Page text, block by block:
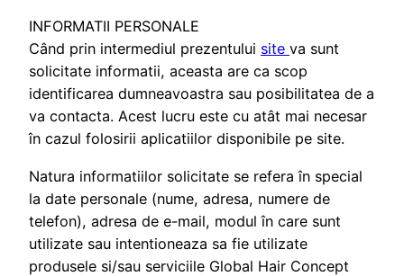
INFORMATII PERSONALE
Când prin intermediul prezentului site va sunt
solicitate informatii, aceasta are ca scop
identificarea dumneavoastra sau posibilitatea de a
va contacta. Acest lucru este cu atât mai necesar
în cazul folosirii aplicatiilor disponibile pe site.
Natura informatiilor solicitate se refera în special
la date personale (nume, adresa, numere de
telefon), adresa de e-mail, modul în care sunt
utilizate sau intentioneaza sa fie utilizate
produsele si/sau serviciile Global Hair Concept